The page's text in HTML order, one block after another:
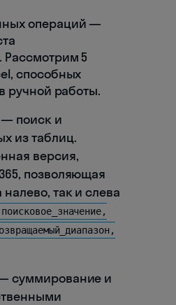
операций —
Рассмотрим 5
способных
ручной работы.
— поиск и
из таблиц.
версия,
позволяющая
так и слева
суммирование и